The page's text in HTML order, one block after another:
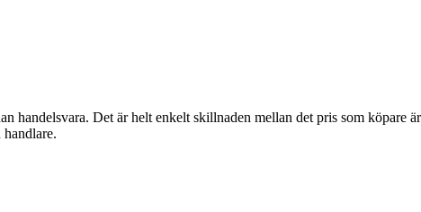
handelsvara. Det är helt enkelt skillnaden mellan det pris som köpare är